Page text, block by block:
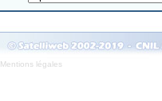
Mentions légales